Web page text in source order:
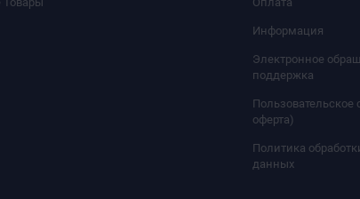
Информация
Электронное
поддержка
Пользовательское
оферта)
Политика
данных